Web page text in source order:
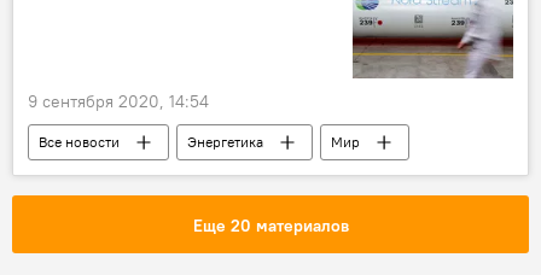
9 сентября 2020, 14:54
Все новости Энергетика
Мир
Польша
Германия
Теракт на "Северных потоках - 2": последние новости
Еще 20 материалов